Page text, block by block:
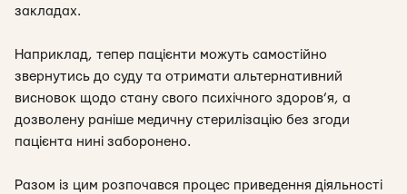
закладах.
Наприклад, тепер пацієнти можуть самостійно
звернутись до суду та отримати альтернативний
висновок щодо стану свого психічного здоров’я, а
дозволену раніше медичну стерилізацію без згоди
пацієнта нині заборонено.
Разом із цим розпочався процес приведення діяльності